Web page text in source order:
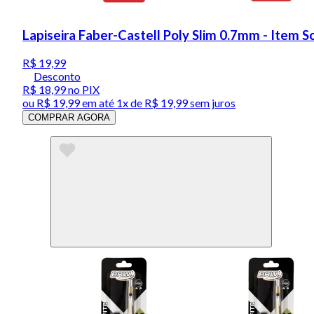
Lapiseira Faber-Castell Poly Slim 0.7mm - Item
R$ 19,99
Desconto
R$ 18,99no PIX
ou R$ 19,99em até 1x de R$ 19,99sem juros
COMPRAR AGORA